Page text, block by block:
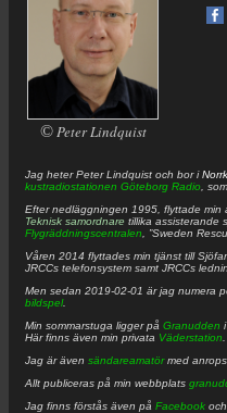
© Peter Lindquist
Jag heterPeter Lindquist och bor i
kustradiostationen Göteborg Radio ,
Efter nedläggningen 1995, flyttade
Teknisk samordnare tillika assisterande
Flygräddningscentralen , ”Sweden
Våren 2014 flyttades min tjänst till
JRCCs telefonsystem samt JRCCs
Men sedan 2019-02-01 är jag numera
bildspel.
Min sommarstuga ligger på Granudden
Här finns även min privata Väderstation
Jag är även sändareamatörmed
Allt publiceras på min webbplats
Jag finns förstås även på Facebook och